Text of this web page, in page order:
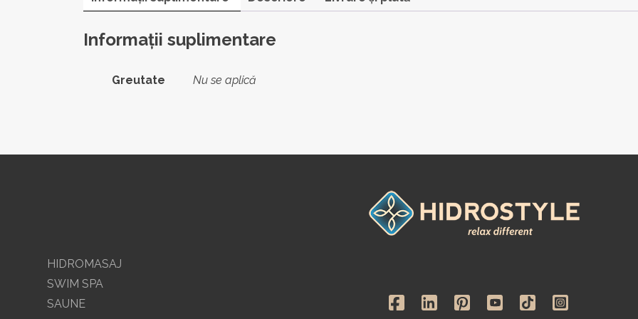
Informații suplimentare
Greutate Nu se aplică
HIDROMASAJ
SWIM SPA
SAUNE